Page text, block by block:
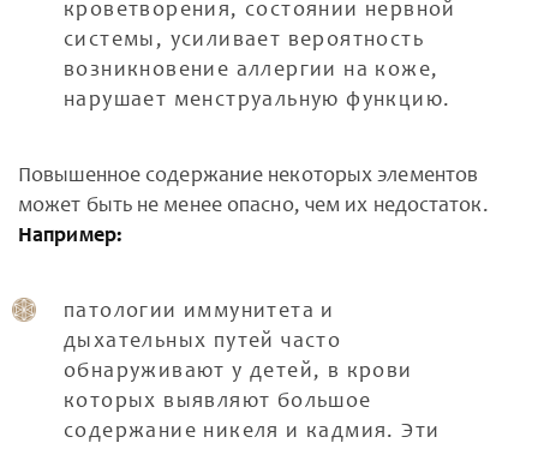
кроветворения, состоянии нервной
системы, усиливает вероятность
возникновение аллергии на коже,
нарушает менструальную функцию.
Повышенное содержание некоторых элементов
может быть не менее опасно, чем их недостаток.
Например:
патологии иммунитета и
дыхательных путей часто
обнаруживают у детей, в крови
которых выявляют большое
содержание никеля и кадмия. Эти